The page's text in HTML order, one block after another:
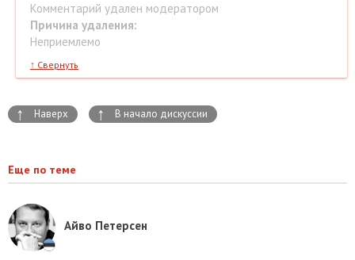
Комментарий удален модератором
Причина удаления:
Неприемлемо
↑ Свернуть
↑ Наверх ↑ В начало дискуссии
Еще по теме
Айво Петерсен